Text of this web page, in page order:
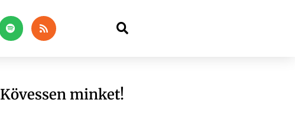
Kövessen minket!